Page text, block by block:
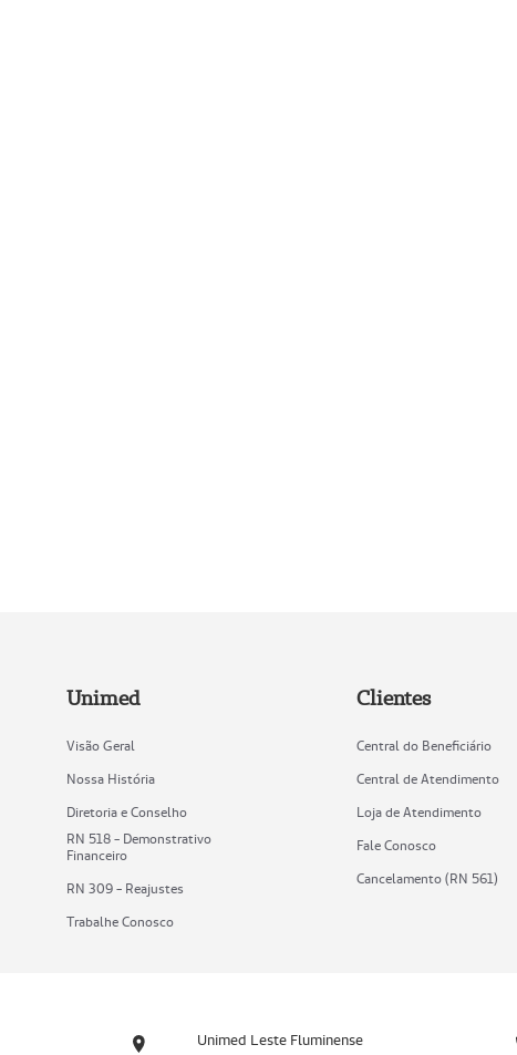
Unimed
Visão Geral
Nossa História
Diretoria e Conselho
RN 518 - Demonstrativo
Financeiro
RN 309 - Reajustes
Trabalhe Conosco
Clientes
Central do Beneficiário
Central de Atendimento
Loja de Atendimento
Fale Conosco
Cancelamento (RN 561)
Unimed Leste Fluminense